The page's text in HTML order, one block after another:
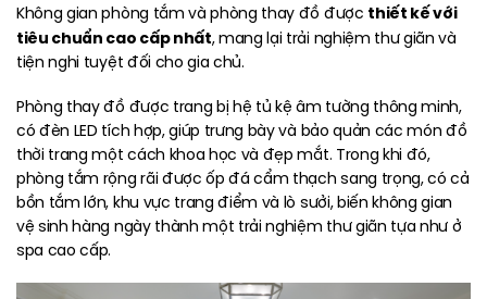
Không gian phòng tắm và phòng thay đồ được thiết kế với
tiêu chuẩn cao cấp nhất, mang lại trải nghiệm thư giãn và
tiện nghi tuyệt đối cho gia chủ.
Phòng thay đồ được trang bị hệ tủ kệ âm tường thông minh,
có đèn LED tích hợp, giúp trưng bày và bảo quản các món đồ
thời trang một cách khoa học và đẹp mắt. Trong khi đó,
phòng tắm rộng rãi được ốp đá cẩm thạch sang trọng, có cả
bồn tắm lớn, khu vực trang điểm và lò sưởi, biến không gian
vệ sinh hàng ngày thành một trải nghiệm thư giãn tựa như ở
spa cao cấp.